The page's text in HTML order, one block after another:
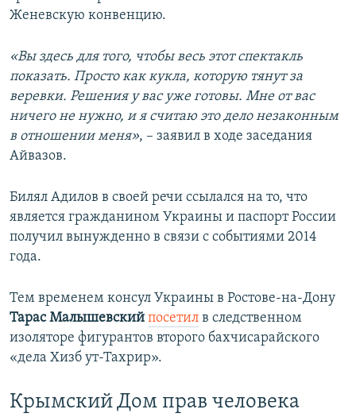
Женевскую конвенцию.
«Вы здесь для того, чтобы весь этот спектакль
показать. Просто как кукла, которую тянут за
веревки. Решения у вас уже готовы. Мне от вас
ничего не нужно, и я считаю это дело незаконным
в отношении меня», – заявил в ходе заседания
Айвазов.
Билял Адилов в своей речи ссылался на то, что
является гражданином Украины и паспорт России
получил вынужденно в связи с событиями 2014
года.
Тем временем консул Украины в Ростове-на-Дону
Тарас Малышевский посетил в следственном
изоляторе фигурантов второго бахчисарайского
«дела Хизб ут-Тахрир».
Крымский Дом прав человека